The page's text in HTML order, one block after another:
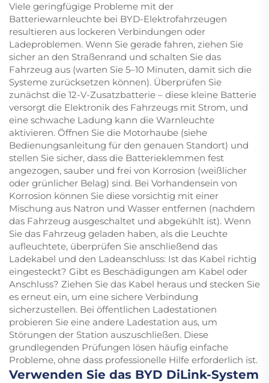
Viele geringfügige Probleme mit der
Batteriewarnleuchte bei BYD-Elektrofahrzeugen
resultieren aus lockeren Verbindungen oder
Ladeproblemen. Wenn Sie gerade fahren, ziehen Sie
sicher an den Straßenrand und schalten Sie das
Fahrzeug aus (warten Sie 5–10 Minuten, damit sich die
Systeme zurücksetzen können). Überprüfen Sie
zunächst die 12-V-Zusatzbatterie – diese kleine Batterie
versorgt die Elektronik des Fahrzeugs mit Strom, und
eine schwache Ladung kann die Warnleuchte
aktivieren. Öffnen Sie die Motorhaube (siehe
Bedienungsanleitung für den genauen Standort) und
stellen Sie sicher, dass die Batterieklemmen fest
angezogen, sauber und frei von Korrosion (weißlicher
oder grünlicher Belag) sind. Bei Vorhandensein von
Korrosion können Sie diese vorsichtig mit einer
Mischung aus Natron und Wasser entfernen (nachdem
das Fahrzeug ausgeschaltet und abgekühlt ist). Wenn
Sie das Fahrzeug geladen haben, als die Leuchte
aufleuchtete, überprüfen Sie anschließend das
Ladekabel und den Ladeanschluss: Ist das Kabel richtig
eingesteckt? Gibt es Beschädigungen am Kabel oder
Anschluss? Ziehen Sie das Kabel heraus und stecken Sie
es erneut ein, um eine sichere Verbindung
sicherzustellen. Bei öffentlichen Ladestationen
probieren Sie eine andere Ladestation aus, um
Störungen der Station auszuschließen. Diese
grundlegenden Prüfungen lösen häufig einfache
Probleme, ohne dass professionelle Hilfe erforderlich ist.
Verwenden Sie das BYD DiLink-System